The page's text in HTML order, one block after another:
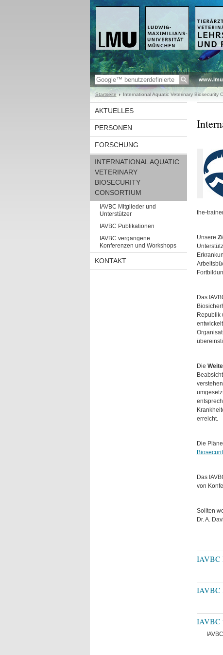
Startseite International Aquatic Veterinary Biosecurity
AKTUELLES
PERSONEN
FORSCHUNG
INTERNATIONAL AQUATIC
VETERINARY
BIOSECURITY
CONSORTIUM
IAVBC Mitglieder und
Unterstützer
IAVBC Publikationen
IAVBC vergangene
Konferenzen und Workshops
KONTAKT
the-
Unsere
Das
Republik
Die
erreicht.
Die
Das
von
Sollten
Dr. A.
IAVBC
IAVBC
IAVBC